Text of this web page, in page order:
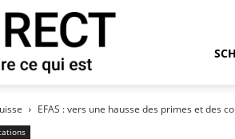
EFAS : vers une hausse des primes et des